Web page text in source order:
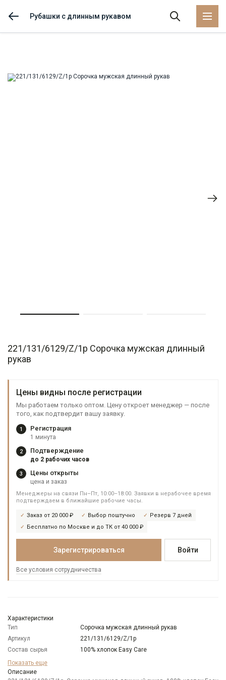
Рубашки с длинным рукавом
221/131/6129/Z/1p Сорочка мужская длинный
рукав
Цены видны после регистрации
Мы работаем только оптом. Цену откроет менеджер — после
того, как подтвердит вашу заявку.
1 Регистрация
1 минута
2 Подтверждение
до 2 рабочих часов
3 Цены открыты
цена и заказ
Менеджеры на связи Пн–Пт, 10:00–18:00. Заявки в нерабочее время
подтверждаем в ближайшие рабочие часы.
Заказ от 20 000 ₽ Выбор поштучно
Резерв 7 дней
Бесплатно по Москве и до ТК от 40 000 ₽
Зарегистрироваться Войти
Все условия сотрудничества
Характеристики
Тип
Сорочка мужская длинный рукав
Артикул
221/131/6129/Z/1p
Состав сырья
100% хлопок Easy Care
Бренд
Модель
Показать еще
Описание